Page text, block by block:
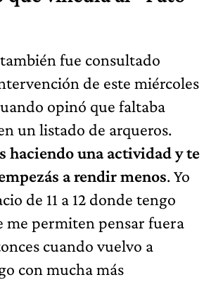
fue consultado
de este miércoles
opinó que faltaba
un listado de arqueros.
haciendo una actividad y te
a rendir menos. Yo
de 11 a 12 donde tengo
me permiten pensar fuera
cuando vuelvo a
con mucha más